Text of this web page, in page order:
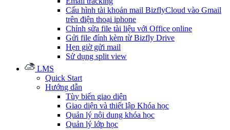
Cấu hình tài khoản mail BizflyCloud vào Gmail
trên điện thoại iphone
Chỉnh sửa file tài liệu với Office online
Gửi file đính kèm từ Bizfly Drive
Hẹn giờ gửi mail
Sử dụng split view
LMS
Quick Start
Hướng dẫn
Tùy biến giao diện
Giao diện và thiết lập Khóa học
Quản lý nội dung khóa học
Quản lý lớp học